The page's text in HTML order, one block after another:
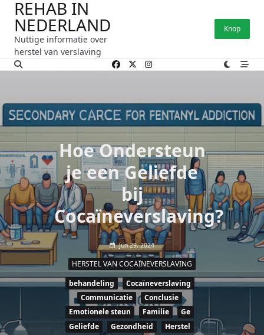
naar
inhoud
REHAB IN
NEDERLAND
Nuttige informatie over
herstel van verslaving
Knop
Hoe Ondersteun
je een Geliefde
bij
Cocaïneverslaving?
Jun 29, 2024
HERSTEL VAN COCAÏNEVERSLAVING
behandeling
Cocaïneverslaving
Communicatie
Conclusie
Emotionele steun
Familie
Ge
Geliefde
Gezondheid
Herstel